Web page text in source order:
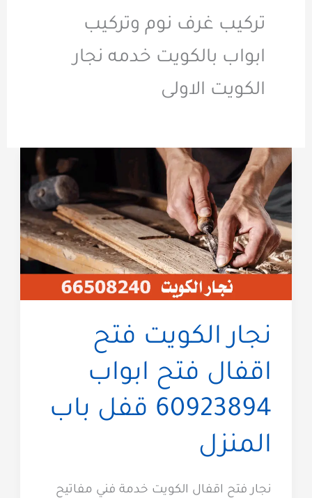
تركيب غرف نوم وتركيب
ابواب بالكويت خدمه نجار
الكويت الاولى
نجار الكويت فتح
اقفال فتح ابواب
60923894 قفل باب
المنزل
نجار فتح اقفال الكويت خدمة فني مفاتيح